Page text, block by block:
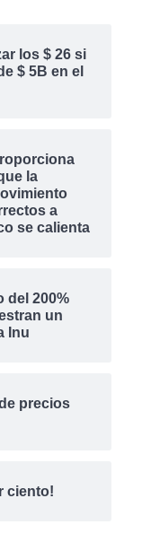
los $ 26 si
$ 5B en el
la
a
se calienta
del 200%
un
Inu
precios
ciento!